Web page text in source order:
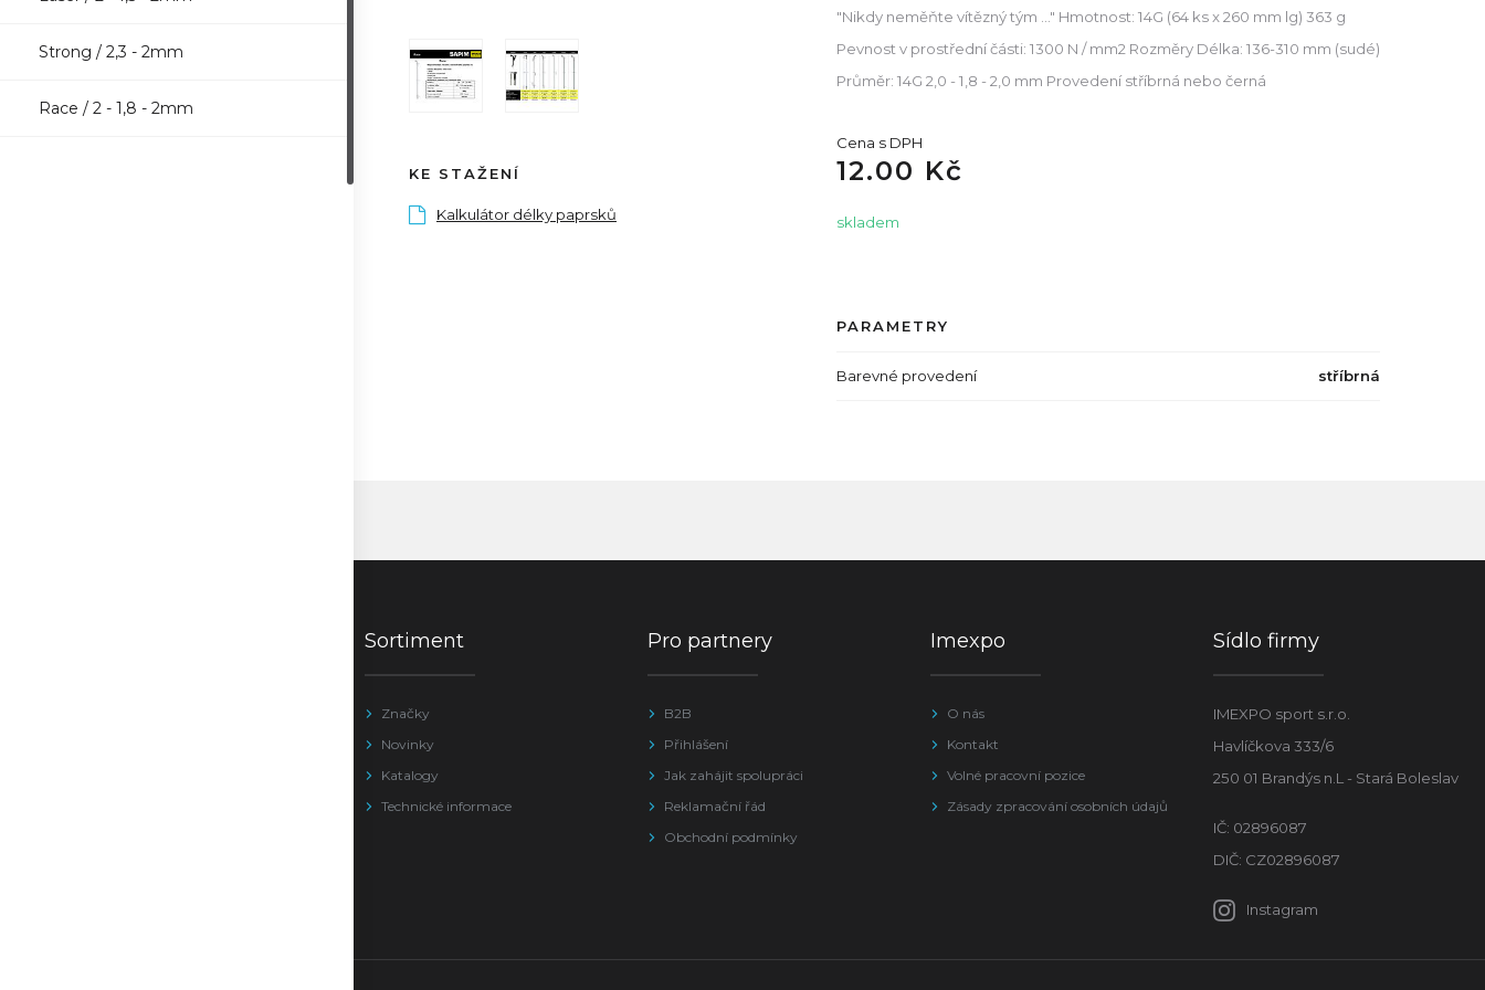
Strong / 2,3 - 2mm
Race / 2 - 1,8 - 2mm
"Nikdy neměňte vítězný tým ..." Hmotnost: 14G (64 ks x 260 mm lg) 363 g
Pevnost v prostřední části: 1300 N / mm2 Rozměry Délka: 136-310 mm (sudé)
Průměr: 14G 2,0 - 1,8 - 2,0 mm Provedení stříbrná nebo černá
Cena s DPH
12.00 Kč
skladem
PARAMETRY
Barevné provedení stříbrná
KE STAŽENÍ
Kalkulátor délky paprsků
Sortiment
Značky
Novinky
Katalogy
Technické informace
Pro partnery
B2B
Přihlášení
Jak zahájit spolupráci
Reklamační řád
Obchodní podmínky
Imexpo
O nás
Kontakt
Volné pracovní pozice
Zásady zpracování osobních údajů
Sídlo firmy
IMEXPO sport s.r.o.
Havlíčkova 333/6
250 01 Brandýs n.L - Stará Boleslav
IČ: 02896087
DIČ: CZ02896087
Instagram